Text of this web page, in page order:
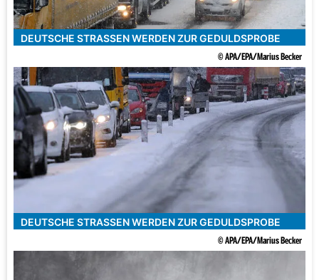
DEUTSCHE STRASSEN WERDEN ZUR GEDULDSPROBE
© APA/EPA/Marius Becker
DEUTSCHE STRASSEN WERDEN ZUR GEDULDSPROBE
© APA/EPA/Marius Becker